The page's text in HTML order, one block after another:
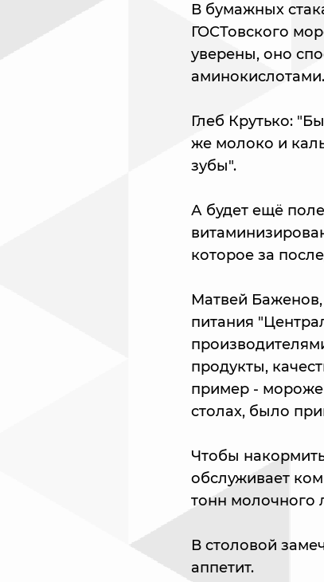
В бумажных
ГОСТовского
уверены, оно
аминокислотами.
Глеб Крутько:
же молоко и
зубы".
А будет ещё
которое за
Матвей
питания
продукты,
пример -
столах, было
Чтобы
обслуживает
тонн молочного
В столовой
аппетит.